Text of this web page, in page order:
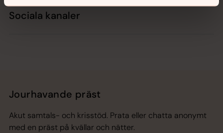
Sociala kanaler
Jourhavande präst
Akut samtals- och krisstöd. Prata eller chatta anonymt
med en präst på kvällar och nätter.